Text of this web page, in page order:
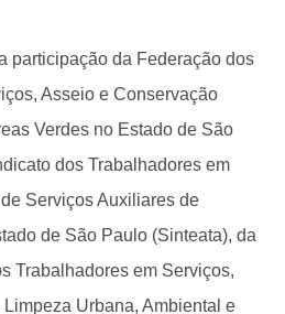
participação da Federação dos
Asseio e Conservação
Verdes no Estado de São
dos Trabalhadores em
Serviços Auxiliares de
de São Paulo (Sinteata), da
Trabalhadores em Serviços,
Urbana, Ambiental e